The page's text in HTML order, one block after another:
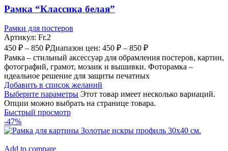
Рамка “Классика белая”
Рамки для постеров
Артикул: Fr.2
450 ₽ – 850 ₽Диапазон цен: 450 ₽ – 850 ₽
Рамка – стильный аксессуар для обрамления постеров, картин,
фотографий, грамот, мозаик и вышивки. Фоторамка –
идеальное решение для защиты печатных
Добавить в список желаний
Выберите параметры Этот товар имеет несколько вариаций.
Опции можно выбрать на странице товара.
Быстрый просмотр
-47%
Add to compare